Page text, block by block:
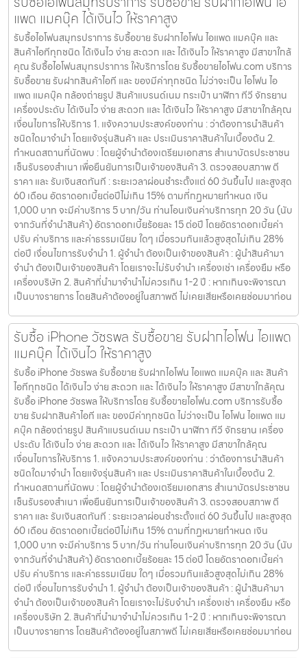
แพด แมคบุ๊ค ได้เงินไว ให้ราคาสูง
รับซื้อไอโฟนสมุทรปราการ รับซื้อขาย รับฝากไอโฟน ไอแพด แมคบุ๊ค และ
สินค้าไอทีทุกชนิด ได้เงินไว ง่าย สะดวก และ ได้เงินไว ให้ราคาสูง มีสาขาใกล้
คุณ รับซื้อไอโฟนสมุทรปราการ ให้บริการโดย รับซื้อขายไอโฟน.com บริการ
รับซื้อขาย รับฝากสินค้าไอที และ ของมีค่าทุกชนิด ไม่ว่าจะเป็น ไอโฟน ไอ
แพด แมคบุ๊ค กล้องถ่ายรูป สินค้าแบรนด์เนม กระเป๋า นาฬิกา ทีวี จักรยาน
เครื่องประดับ ได้เงินไว ง่าย สะดวก และ ได้เงินไว ให้ราคาสูง มีสาขาใกล้คุณ
เงื่อนไขการให้บริการ 1. แจ้งความประสงค์ของท่าน : ว่าต้องการนำสินค้า
ชนิดใดมาจำนำ โดยแจ้งรุ่นสินค้า และ ประเมินราคาสินค้าในเบื้องต้น 2.
กำหนดสถานที่นัดพบ : โดยผู้จำนำต้องเตรียมเอกสาร สำเนาบัตรประชาชน
เซ็นรับรองสำเนา เพื่อยืนยันการเป็นเจ้าของสินค้า 3. ตรวจสอบสภาพ ตี
ราคา และ รับเงินสดทันที : ระยะเวลาผ่อนชำระตั้งแต่ 60 วันขึ้นไป และสูงสุด
60 เดือน อัตราดอกเบี้ยต่อปีไม่เกิน 15% ตามที่กฏหมายกำหนด เงิน
1,000 บาท จะมีค่าบริการ 5 บาท/วัน ท่านโอนเงินค่าบริการทุก 20 วัน (นับ
จากวันที่จำนำสินค้า) อัตราดอกเบี้ยร้อยละ 15 ต่อปี โดยอัตราดอกเบี้ยค่า
ปรับ ค่าบริการ และค่าธรรมเนียม ใดๆ เมื่อรวมกันแล้วสูงสุดไม่เกิน 28%
ต่อปี เงื่อนไขการรับจำนำ 1. ผู้จำนำ ต้องเป็นเจ้าของสินค้า : ผู้นำสินค้ามา
จำนำ ต้องเป็นเจ้าของสินค้า โดยเราจะไม่รับจำนำ เครื่องเช่า เครื่องยืม หรือ
เครื่องบริษัท 2. สินค้าที่นำมาจำนำไม่ควรเกิน 1-2 ปี : หากเกินจะพิจารณา
เป็นบางรายการ โดยสินค้าต้องอยู่ในสภาพดี ไม่เคยเสียหรือเคยซ่อมมาก่อน
รับซื้อ iPhone วัชรพล รับซื้อขาย รับฝากไอโฟน ไอแพด
แมคบุ๊ค ได้เงินไว ให้ราคาสูง
รับซื้อ iPhone วัชรพล รับซื้อขาย รับฝากไอโฟน ไอแพด แมคบุ๊ค และ สินค้า
ไอทีทุกชนิด ได้เงินไว ง่าย สะดวก และ ได้เงินไว ให้ราคาสูง มีสาขาใกล้คุณ
รับซื้อ iPhone วัชรพล ให้บริการโดย รับซื้อขายไอโฟน.com บริการรับซื้อ
ขาย รับฝากสินค้าไอที และ ของมีค่าทุกชนิด ไม่ว่าจะเป็น ไอโฟน ไอแพด แม
คบุ๊ค กล้องถ่ายรูป สินค้าแบรนด์เนม กระเป๋า นาฬิกา ทีวี จักรยาน เครื่อง
ประดับ ได้เงินไว ง่าย สะดวก และ ได้เงินไว ให้ราคาสูง มีสาขาใกล้คุณ
เงื่อนไขการให้บริการ 1. แจ้งความประสงค์ของท่าน : ว่าต้องการนำสินค้า
ชนิดใดมาจำนำ โดยแจ้งรุ่นสินค้า และ ประเมินราคาสินค้าในเบื้องต้น 2.
กำหนดสถานที่นัดพบ : โดยผู้จำนำต้องเตรียมเอกสาร สำเนาบัตรประชาชน
เซ็นรับรองสำเนา เพื่อยืนยันการเป็นเจ้าของสินค้า 3. ตรวจสอบสภาพ ตี
ราคา และ รับเงินสดทันที : ระยะเวลาผ่อนชำระตั้งแต่ 60 วันขึ้นไป และสูงสุด
60 เดือน อัตราดอกเบี้ยต่อปีไม่เกิน 15% ตามที่กฏหมายกำหนด เงิน
1,000 บาท จะมีค่าบริการ 5 บาท/วัน ท่านโอนเงินค่าบริการทุก 20 วัน (นับ
จากวันที่จำนำสินค้า) อัตราดอกเบี้ยร้อยละ 15 ต่อปี โดยอัตราดอกเบี้ยค่า
ปรับ ค่าบริการ และค่าธรรมเนียม ใดๆ เมื่อรวมกันแล้วสูงสุดไม่เกิน 28%
ต่อปี เงื่อนไขการรับจำนำ 1. ผู้จำนำ ต้องเป็นเจ้าของสินค้า : ผู้นำสินค้ามา
จำนำ ต้องเป็นเจ้าของสินค้า โดยเราจะไม่รับจำนำ เครื่องเช่า เครื่องยืม หรือ
เครื่องบริษัท 2. สินค้าที่นำมาจำนำไม่ควรเกิน 1-2 ปี : หากเกินจะพิจารณา
เป็นบางรายการ โดยสินค้าต้องอยู่ในสภาพดี ไม่เคยเสียหรือเคยซ่อมมาก่อน